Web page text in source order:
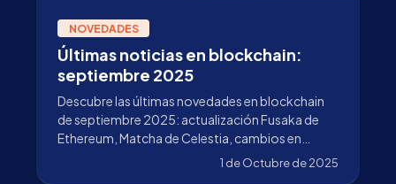
NOVEDADES
Últimas noticias en blockchain:
septiembre 2025
Descubre las últimas novedades en blockchain
de septiembre 2025: actualización Fusaka de
Ethereum, Matcha de Celestia, cambios en
validadores de Stakely y más.1 de Octubre de 2025